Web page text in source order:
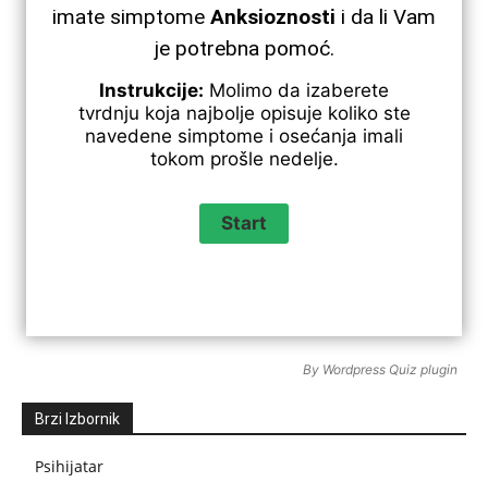
imate simptome Anksioznosti i da li Vam
je potrebna pomoć.
Instrukcije: Molimo da izaberete
tvrdnju koja najbolje opisuje koliko ste
navedene simptome i osećanja imali
tokom prošle nedelje.
By Wordpress Quiz plugin
Brzi Izbornik
Psihijatar